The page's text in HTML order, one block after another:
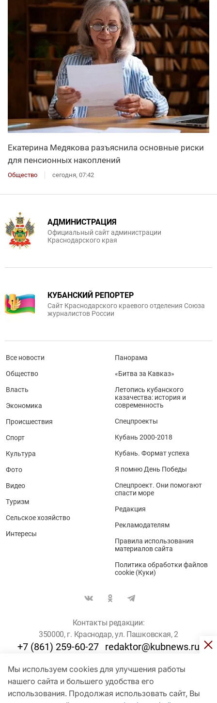
Екатерина Медякова разъяснила основные риски
для пенсионных накоплений
Общество сегодня, 07:42
Мы используем cookies для улучшения работы
нашего сайта и большего удобства его
использования. Продолжая использовать сайт, Вы
АДМИНИСТРАЦИЯ
Официальный сайт администрации
Краснодарского края
КУБАНСКИЙ РЕПОРТЕР
Сайт Краснодарского краевого отделения Союза
журналистов России
Все новости
Общество
Власть
Экономика
Происшествия
Спорт
Культура
Фото
Видео
Туризм
Сельское хозяйство
Интересы
Панорама
«Битва за Кавказ»
Летопись кубанского
казачества: история и
современность
Спецпроекты
Кубань 2000-2018
Кубань. Формат успеха
Я помню День Победы
Спецпроект. Они помогают
спасти море
Редакция
Рекламодателям
Правила использования
материалов сайта
Политика обработки файлов
cookie (Куки)
Контакты редакции:
350000, г. Краснодар, ул. Пашковская, 2
+7 (861) 259-60-27 redaktor@kubnews.ru
Для пользователей старше 16 лет
© Кубанские Новости, 2017